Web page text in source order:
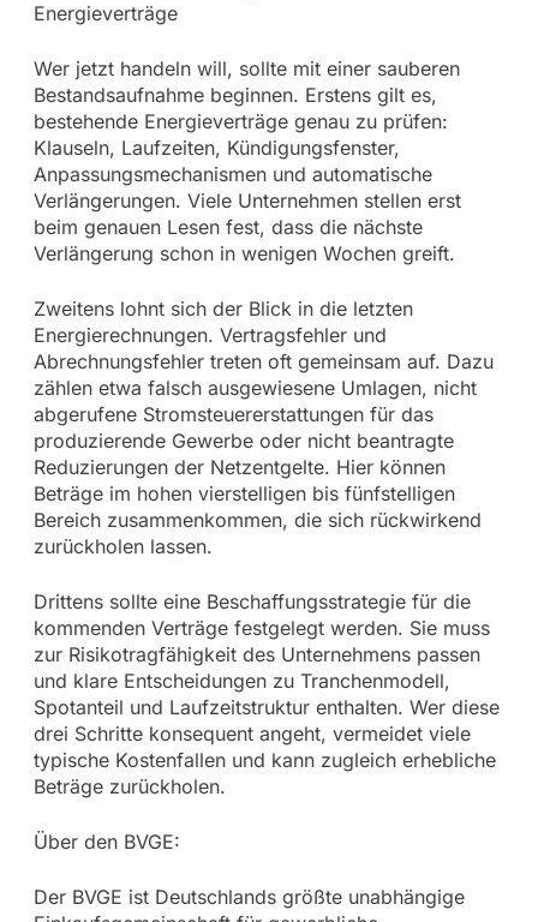
Energieverträge
Wer jetzt handeln will, sollte mit einer sauberen
Bestandsaufnahme beginnen. Erstens gilt es,
bestehende Energieverträge genau zu prüfen:
Klauseln, Laufzeiten, Kündigungsfenster,
Anpassungsmechanismen und automatische
Verlängerungen. Viele Unternehmen stellen erst
beim genauen Lesen fest, dass die nächste
Verlängerung schon in wenigen Wochen greift.
Zweitens lohnt sich der Blick in die letzten
Energierechnungen. Vertragsfehler und
Abrechnungsfehler treten oft gemeinsam auf. Dazu
zählen etwa falsch ausgewiesene Umlagen, nicht
abgerufene Stromsteuererstattungen für das
produzierende Gewerbe oder nicht beantragte
Reduzierungen der Netzentgelte. Hier können
Beträge im hohen vierstelligen bis fünfstelligen
Bereich zusammenkommen, die sich rückwirkend
zurückholen lassen.
Drittens sollte eine Beschaffungsstrategie für die
kommenden Verträge festgelegt werden. Sie muss
zur Risikotragfähigkeit des Unternehmens passen
und klare Entscheidungen zu Tranchenmodell,
Spotanteil und Laufzeitstruktur enthalten. Wer diese
drei Schritte konsequent angeht, vermeidet viele
typische Kostenfallen und kann zugleich erhebliche
Beträge zurückholen.
Über den BVGE:
Der BVGE ist Deutschlands größte unabhängige